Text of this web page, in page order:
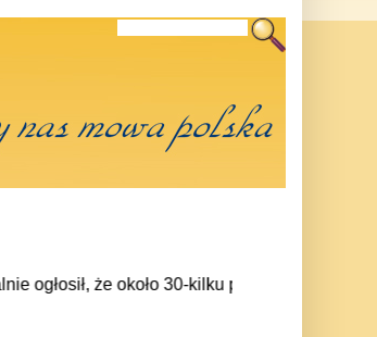
że około 30-kilku posłów